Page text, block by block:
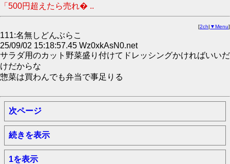
「500円超えたら売れ� ..
[2ch| ▼Menu]
111:名無しどんぶらこ
25/09/02 15:18:57.45 Wz0xkAsN0.net
サラダ用のカット野菜盛り付けてドレッシングかければいいだ
けだからな
惣菜は買わんでも弁当で事足りる
次ページ
続きを表示
1を表示